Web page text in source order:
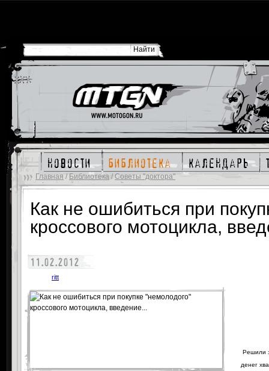
новости библиотека календарь
Главная / Библиотека /Советы "доктора"
Как не ошибиться при
кроссового мотоцикла,
11.02.2012
ritt
Решили
денег